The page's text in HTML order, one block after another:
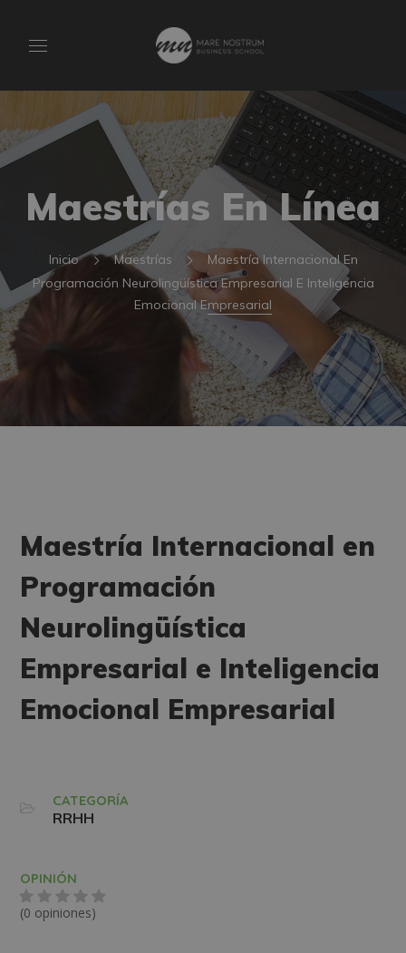
Maestrías En Línea
Inicio Maestrías
Maestría Internacional En
Programación Neurolingüística Empresarial E Inteligencia
Emocional Empresarial
Maestría Internacional en
Programación
Neurolingüística
Empresarial e Inteligencia
Emocional Empresarial
CATEGORÍA
RRHH
OPINIÓN
(0 opiniones)